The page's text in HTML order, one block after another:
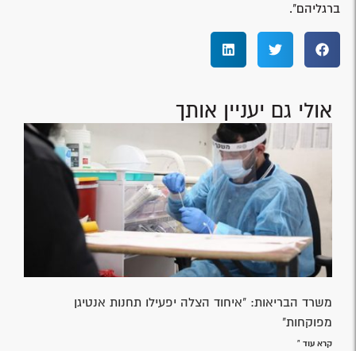
ברגליהם".
אולי גם יעניין אותך
משרד הבריאות: "איחוד הצלה יפעילו תחנות אנטיגן
מפוקחות"
קרא עוד »